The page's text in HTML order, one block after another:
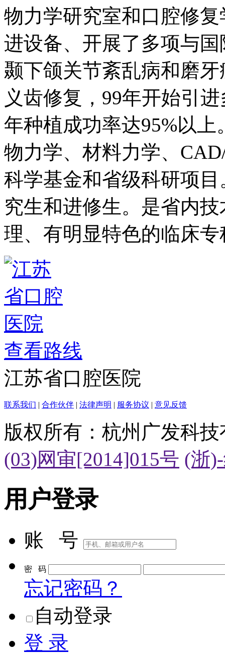
物力学研究室和口腔修
进设备、开展了多项与
颞下颌关节紊乱病和磨
义齿修复，99年开始引
年种植成功率达95%以
物力学、材料力学、
科学基金和省级科研项
究生和进修生。是省内
理、有明显特色的临床专
查看路线
江苏省口腔医院
联系我们 | 合作伙伴 | 法律声明 | 服务协议 | 意见反馈
版权所有：杭州广发科
(03)网审[2014]015号 (浙
用户登录
账 号
密 码
忘记密码？
自动登录
登 录